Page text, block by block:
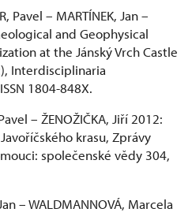
Pavel – MARTÍNEK, Jan –
and Geophysical
at the Jánský Vrch Castle
Interdisciplinaria
1804-848X.
– ŽENOŽIČKA, Jiří 2012:
krasu, Zprávy
společenské vědy 304,
– WALDMANNOVÁ, Marcela